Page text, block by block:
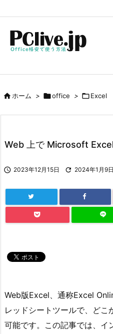
ホーム > office > Excel
Web 上で Microsoft
 2023年12月15日  2024年1月9日
Web版Excel、通称Excel
レッドシートツールで、ど
可能です。この記事では、イ